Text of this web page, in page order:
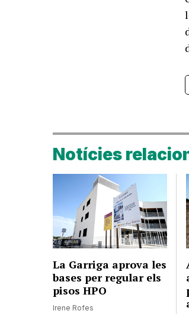
Notícies
La Garriga aprova les
bases per regular els
pisos HPO
Irene Rofes